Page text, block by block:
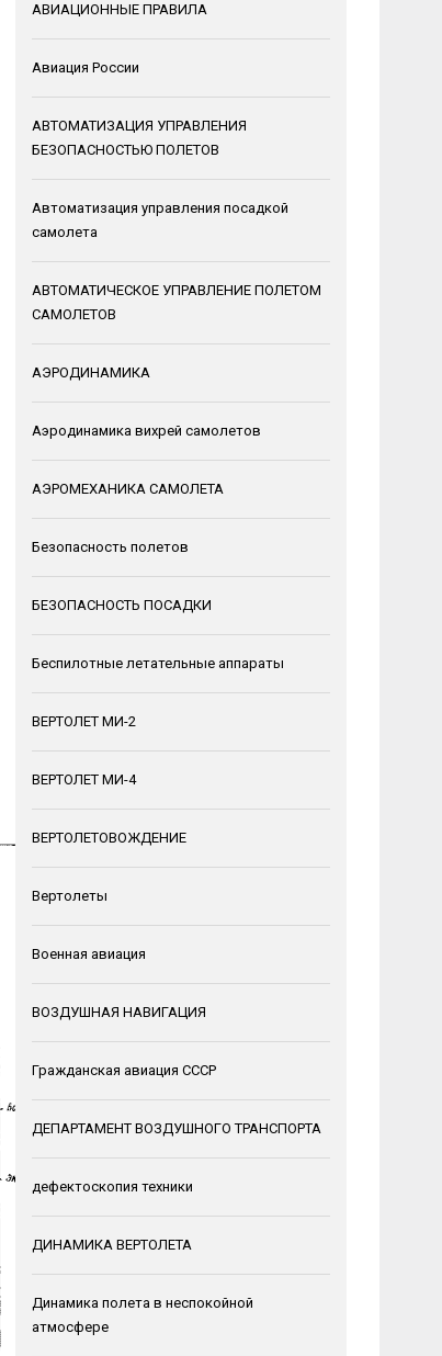
АВИАЦИОННЫЕ ПРАВИЛА
Авиация России
АВТОМАТИЗАЦИЯ УПРАВЛЕНИЯ
БЕЗОПАСНОСТЬЮ ПОЛЕТОВ
Автоматизация управления посадкой
самолета
АВТОМАТИЧЕСКОЕ УПРАВЛЕНИЕ ПОЛЕТОМ
САМОЛЕТОВ
АЭРОДИНАМИКА
Аэродинамика вихрей самолетов
АЭРОМЕХАНИКА САМОЛЕТА
Безопасность полетов
БЕЗОПАСНОСТЬ ПОСАДКИ
Беспилотные летательные аппараты
ВЕРТОЛЕТ МИ-2
ВЕРТОЛЕТ МИ-4
ВЕРТОЛЕТОВОЖДЕНИЕ
Вертолеты
Военная авиация
ВОЗДУШНАЯ НАВИГАЦИЯ
Гражданская авиация СССР
ДЕПАРТАМЕНТ ВОЗДУШНОГО ТРАНСПОРТА
дефектоскопия техники
ДИНАМИКА ВЕРТОЛЕТА
Динамика полета в неспокойной
атмосфере